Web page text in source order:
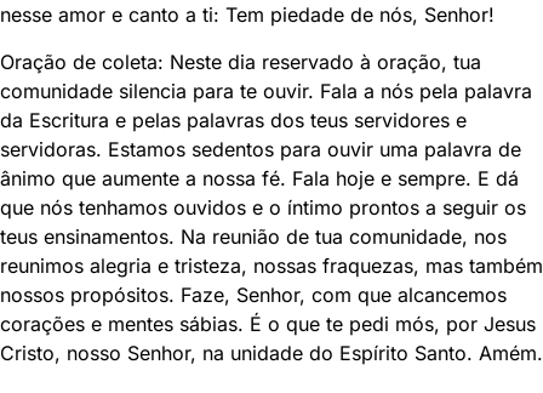
nesse amor e canto a ti: Tem piedade de nós, Senhor!
Oração de coleta: Neste dia reservado à oração, tua
comunidade silencia para te ouvir. Fala a nós pela palavra
da Escritura e pelas palavras dos teus servidores e
servidoras. Estamos sedentos para ouvir uma palavra de
ânimo que aumente a nossa fé. Fala hoje e sempre. E dá
que nós tenhamos ouvidos e o íntimo prontos a seguir os
teus ensinamentos. Na reunião de tua comunidade, nos
reunimos alegria e tristeza, nossas fraquezas, mas também
nossos propósitos. Faze, Senhor, com que alcancemos
corações e mentes sábias. É o que te pedi mós, por Jesus
Cristo, nosso Senhor, na unidade do Espírito Santo. Amém.